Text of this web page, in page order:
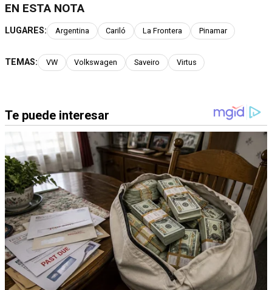
EN ESTA NOTA
LUGARES: Argentina Cariló La Frontera Pinamar
TEMAS: VW Volkswagen Saveiro Virtus